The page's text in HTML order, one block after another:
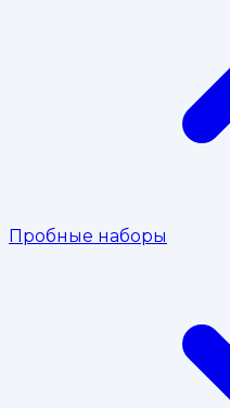
Пробные наборы